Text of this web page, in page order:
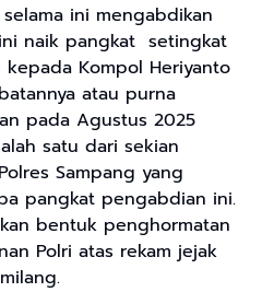
ini mengabdikan
naik pangkat setingkat
Kompol Heriyanto
atau purna
pada Agustus 2025
satu dari sekian
Sampang yang
pangkat pengabdian ini.
bentuk penghormatan
Polri atas rekam jejak